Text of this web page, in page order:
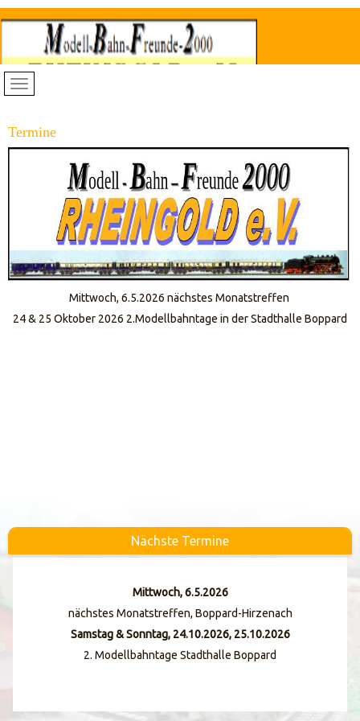
Termine
Mittwoch, 6.5.2026 nächstes Monatstreffen
24 & 25 Oktober 2026 2.Modellbahntage in der Stadthalle Boppard
Nächste Termine
Mittwoch, 6.5.2026
nächstes Monatstreffen, Boppard-Hirzenach
Samstag & Sonntag, 24.10.2026, 25.10.2026
2. Modellbahntage Stadthalle Boppard